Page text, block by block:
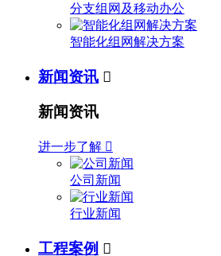
分支组网及移动办公
智能化组网解决方案
新闻资讯 
新闻资讯
进一步了解 
公司新闻
行业新闻
工程案例 